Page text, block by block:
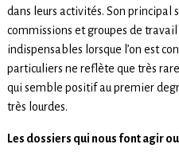
dans leurs activités. Son principal
commissions et groupes de
indispensables lorsque l’on est
particuliers ne reflète que très
qui semble positif au premier
très lourdes.
Les dossiers qui nous font agir